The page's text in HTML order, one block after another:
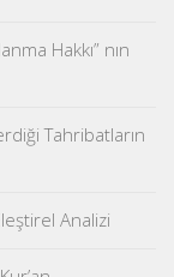
Hakkı” nın
Tahribatların
Analizi